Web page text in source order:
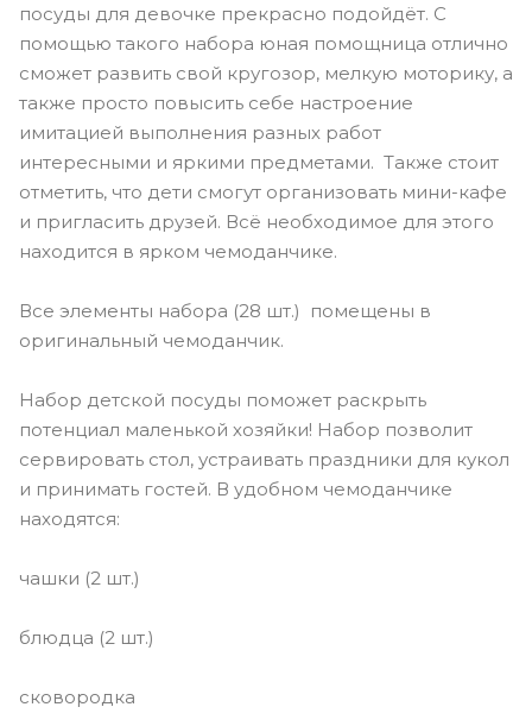
посуды для девочке прекрасно подойдёт. С
помощью такого набора юная помощница отлично
сможет развить свой кругозор, мелкую моторику, а
также просто повысить себе настроение
имитацией выполнения разных работ
интересными и яркими предметами. Также стоит
отметить, что дети смогут организовать мини-кафе
и пригласить друзей. Всё необходимое для этого
находится в ярком чемоданчике.
Все элементы набора (28 шт.) помещены в
оригинальный чемоданчик.
Набор детской посуды поможет раскрыть
потенциал маленькой хозяйки! Набор позволит
сервировать стол, устраивать праздники для кукол
и принимать гостей. В удобном чемоданчике
находятся:
чашки (2 шт.)
блюдца (2 шт.)
сковородка